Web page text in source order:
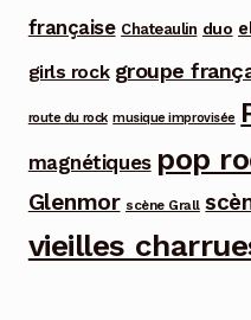
française Chateaulin duo
girls rock groupe
route du rock musique improvisée
magnétiques pop
Glenmor scène Grall
vieilles